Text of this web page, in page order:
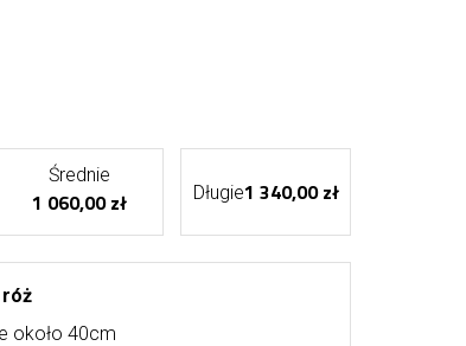
Średnie
1 060,00 zł Długie1 340,00 zł
róż
około 40cm